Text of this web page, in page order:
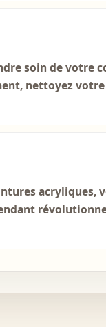
soin de votre
nettoyez
acryliques,